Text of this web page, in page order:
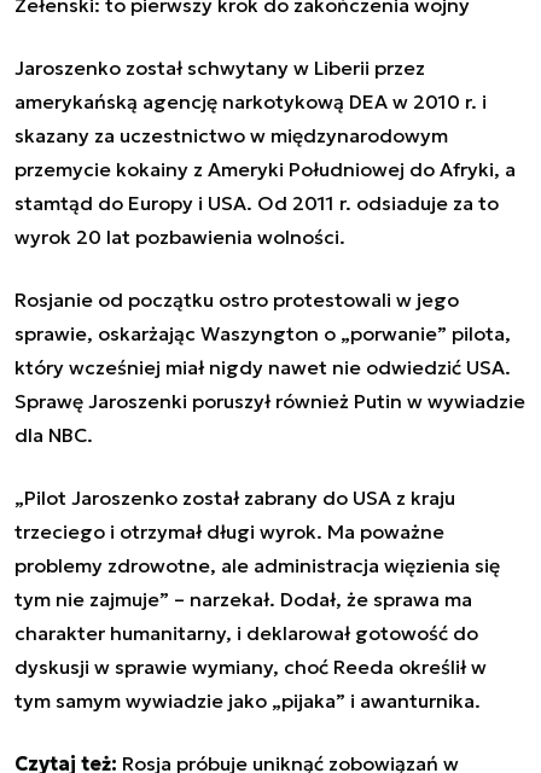
Jaroszenko został schwytany w Liberii przez
amerykańską agencję narkotykową DEA w 2010 r. i
skazany za uczestnictwo w międzynarodowym
przemycie kokainy z Ameryki Południowej do Afryki, a
stamtąd do Europy i USA. Od 2011 r. odsiaduje za to
wyrok 20 lat pozbawienia wolności.
Rosjanie od początku ostro protestowali w jego
sprawie, oskarżając Waszyngton o „porwanie” pilota,
który wcześniej miał nigdy nawet nie odwiedzić USA.
Sprawę Jaroszenki poruszył również Putin w wywiadzie
dla NBC.
„Pilot Jaroszenko został zabrany do USA z kraju
trzeciego i otrzymał długi wyrok. Ma poważne
problemy zdrowotne, ale administracja więzienia się
tym nie zajmuje” – narzekał. Dodał, że sprawa ma
charakter humanitarny, i deklarował gotowość do
dyskusji w sprawie wymiany, choć Reeda określił w
tym samym wywiadzie jako „pijaka” i awanturnika.
Czytaj też: Rosja próbuje uniknąć zobowiązań w